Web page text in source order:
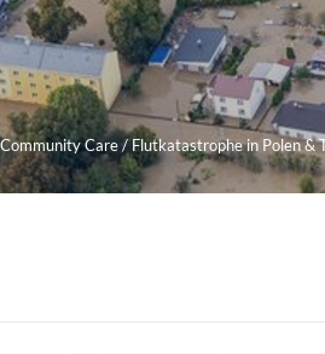
Community Care /Flutkatastrophe in Polen &